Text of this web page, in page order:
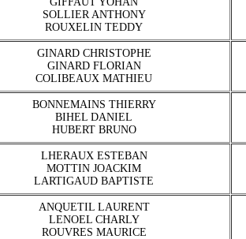
SOLLIER ANTHONY
ROUXELIN TEDDY
GINARD CHRISTOPHE
GINARD FLORIAN
COLIBEAUX MATHIEU
BONNEMAINS THIERRY
BIHEL DANIEL
HUBERT BRUNO
LHERAUX ESTEBAN
MOTTIN JOACKIM
LARTIGAUD BAPTISTE
ANQUETIL LAURENT
LENOEL CHARLY
ROUVRES MAURICE